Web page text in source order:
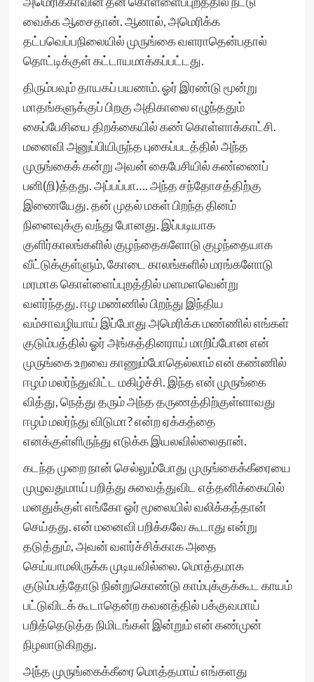
வைக்க ஆசைதான். ஆனால், அமெரிக்க
தட்பவெப்பநிலையில் முருங்கை வளராதென்பதால்
தொட்டிக்குள் கட்டாயமாக்கப்பட்டது.
திரும்பவும் தாயகப் பயணம். ஓர் இரண்டு மூன்று
மாதங்களுக்குப் பிறகு அதிகாலை எழுந்ததும்
கைப்பேசியை திறக்கையில் கண் கொள்ளாக்காட்சி.
மனைவி அனுப்பியிருந்த புகைப்படத்தில் அந்த
முருங்கைக் கன்று அவன் கைபேசியில் கண்ணைப்
பனி(றி)த்தது. அப்பப்பா…. அந்த சந்தோசத்திற்கு
இணையேது. தன் முதல் மகள் பிறந்த தினம்
நினைவுக்கு வந்து போனது. இப்படியாக
குளிர்காலங்களில் குழந்தைகளோடு குழந்தையாக
வீட்டுக்குள்ளும், கோடை காலங்களில் மரங்களோடு
மரமாக கொள்ளைப்புறத்தில் மளமளவென்று
வளர்ந்தது. ஈழ மண்ணில் பிறந்து இந்திய
வம்சாவழியாய் இப்போது அமெரிக்க மண்ணில் எங்கள்
குடும்பத்தில் ஓர் அங்கத்தினராய் மாறிப்போன என்
முருங்கை உறவை காணும்போதெல்லாம் என் கண்ணில்
ஈழம் மலர்ந்துவிட்ட மகிழ்ச்சி. இந்த என் முருங்கை
வித்து, நெத்து தரும் அந்த தருணத்திற்குள்ளாவது
ஈழம் மலர்ந்து விடுமா? என்ற ஏக்கத்தை
எனக்குள்ளிருந்து எடுக்க இயலவில்லைதான்.
கடந்த முறை நான் செல்லும்போது முருங்கைக்கீரையை
முழுவதுமாய் பறித்து சுவைத்துவிட எத்தனிக்கையில்
மனதுக்குள் எங்கோ ஓர் மூலையில் வலிக்கத்தான்
செய்தது. என் மனைவி பறிக்கவே கூடாது என்று
தடுத்தும், அவன் வளர்ச்சிக்காக அதை
செய்யாமலிருக்க முடியவில்லை. மொத்தமாக
குடும்பத்தோடு நின்றுகொண்டு காம்புக்குக்கூட காயம்
பட்டுவிடக் கூடாதென்ற கவனத்தில் பக்குவமாய்
பறித்தெடுத்த நிமிடங்கள் இன்றும் என் கண்முன்
நிழலாடுகிறது.
அந்த முருங்கைக்கீரை மொத்தமாய் எங்களது